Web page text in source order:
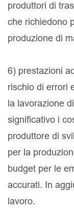
produttori di
che richiedono
produzione di
6) prestazioni
rischio di errori
la lavorazione
significativo i
produttore di
per la
budget per le
accurati. In
lavoro.